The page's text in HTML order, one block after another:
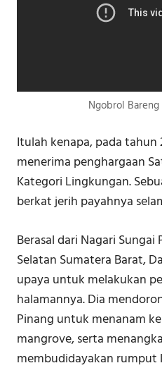
Ngobrol
Itulah kenapa, pada tahun
menerima penghargaan
Kategori Lingkungan.
berkat jerih payahnya
Berasal dari Nagari
Selatan Sumatera Barat,
upaya untuk melakukan
halamannya. Dia
Pinang untuk menanam
mangrove, serta
membudidayakan rumput